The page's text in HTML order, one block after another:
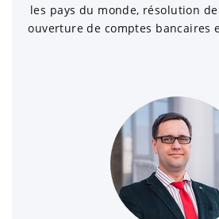
les pays du monde, résolution
ouverture de comptes bancaires